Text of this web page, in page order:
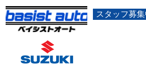
スタッフ募集